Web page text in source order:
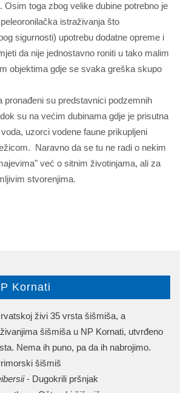
Osim toga zbog velike dubine potrebno je
istraživanja što
sigurnosti) upotrebu dodatne opreme i
da nije jednostavno roniti u tako malim
objektima gdje se svaka greška skupo
pronađeni su predstavnici podzemnih
su na većim dubinama gdje je prisutna
uzorci vodene faune prikupljeni
Naravno da se tu ne radi o nekim
već o sitnim životinjama, ali za
stvorenjima.
Kornati
živi 35 vrsta šišmiša, a
šišmiša u NP Kornati, utvrđeno
Nema ih puno, pa da ih nabrojimo.
šišmiš
- Dugokrili pršnjak